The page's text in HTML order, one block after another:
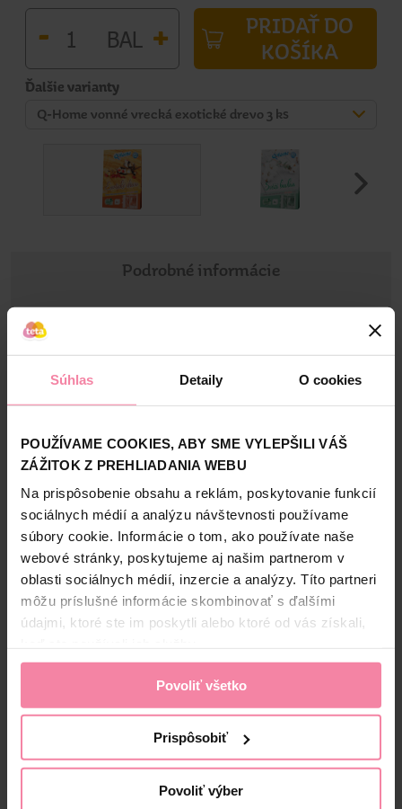
Súhlas Detaily O cookies
POUŽÍVAME COOKIES, ABY SME VYLEPŠILI VÁŠ
ZÁŽITOK Z PREHLIADANIA WEBU
Na prispôsobenie obsahu a reklám, poskytovanie funkcií
sociálnych médií a analýzu návštevnosti používame
súbory cookie. Informácie o tom, ako používate naše
webové stránky, poskytujeme aj našim partnerom v
oblasti sociálnych médií, inzercie a analýzy. Títo partneri
môžu príslušné informácie skombinovať s ďalšími
údajmi, ktoré ste im poskytli alebo ktoré od vás získali,
Povoliť všetko
Prispôsobiť
Povoliť výber
- BAL +
PRIDAŤ DO
KOŠÍKA
Ďalšie varianty
Q-Home vonné vrecká exotické drevo 3 ks
Podrobné informácie
Informácie o výrobku
Vrecká obsahujú 100% prírodné granule obohatené vôňou
na báze esenciálnych olejov. Príjemnú vôňu si užívajte až 6
týždňov!
Informácie o výrobcovi
SOL
Zobraziť viac
Bezpečnosť a balenie
Zloženie
High-contrast mode
Alternatívne produkty
NAŠA ZNAČKA